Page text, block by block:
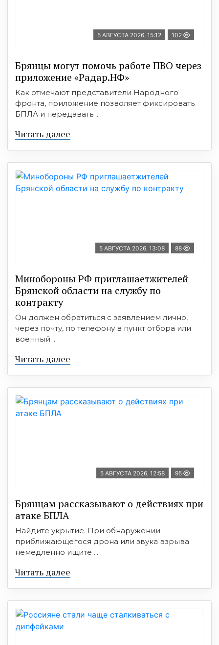
5 АВГУСТА 2026, 15:12 102
Брянцы могут помочь работе ПВО через
приложение «Радар.НФ»
Как отмечают представители Народного
фронта, приложение позволяет фиксировать
БПЛА и передавать ...
Читать далее
5 АВГУСТА 2026, 13:08 88
Минобoроны РФ приглaшaетжитeлeй
Брянской области на службу по
контракту
Он должен обратиться с заявлением лично,
через почту, по телефону в пункт отбора или
военный ...
Читать далее
5 АВГУСТА 2026, 12:58 95
Брянцам рассказывают о действиях при
атаке БПЛА
Найдите укрытие. При обнаружении
приближающегося дрона или звука взрыва
немедленно ищите ...
Читать далее